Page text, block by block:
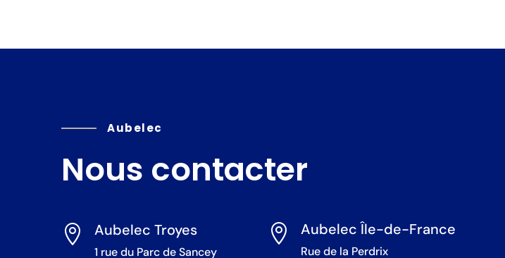
Aubelec
Nous contacter
 Aubelec Troyes
1 rue du Parc de Sancey
 Aubelec Île-de-France
Rue de la Perdrix